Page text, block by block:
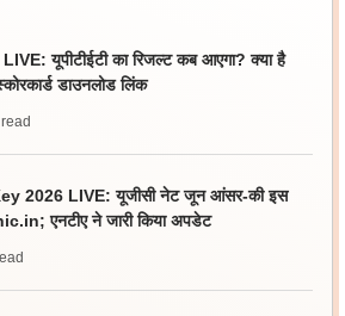
यूपीटीईटी का रिजल्ट कब आएगा? क्या है
डाउनलोड लिंक
read
2026 LIVE: यूजीसी नेट जून आंसर-की इस
एनटीए ने जारी किया अपडेट